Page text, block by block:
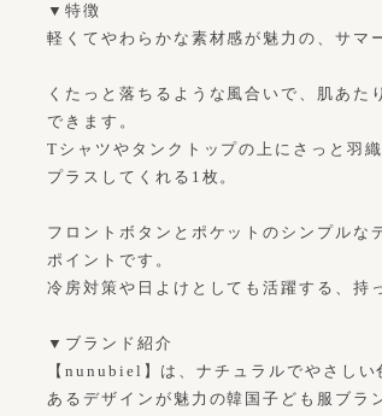
▼特徴
軽くてやわらかな素材感が魅力の、サマ
くたっと落ちるような風合いで、肌あ
できます。
Tシャツやタンクトップの上にさっと羽
プラスしてくれる1枚。
フロントボタンとポケットのシンプルな
ポイントです。
冷房対策や日よけとしても活躍する、持
▼ブランド紹介
【nunubiel】は、ナチュラルでやさし
あるデザインが魅力の韓国子ども服ブラ